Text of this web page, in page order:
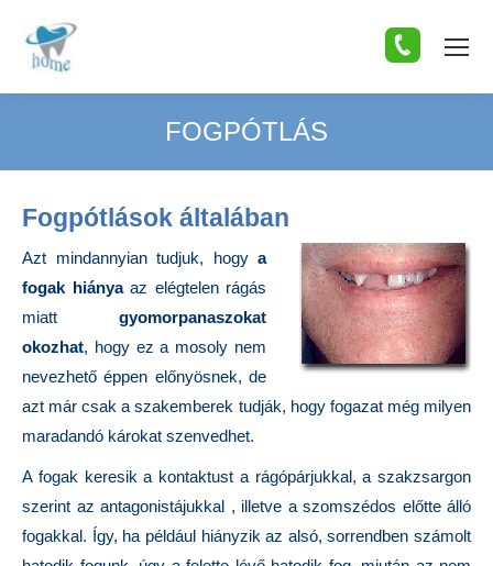
FOGPÓTLÁS
Fogpótlások általában
Azt mindannyian tudjuk, hogy a
fogak hiányaaz elégtelen rágás
miatt gyomorpanaszokat
okozhat, hogy ez a mosoly nem
nevezhető éppen előnyösnek, de
azt már csak a szakemberek tudják, hogy fogazat még milyen
maradandó károkat szenvedhet.
A fogak keresik a kontaktust a rágópárjukkal, a szakzsargon
szerint az antagonistájukkal , illetve a szomszédos előtte álló
fogakkal. Így, ha például hiányzik az alsó, sorrendben számolt